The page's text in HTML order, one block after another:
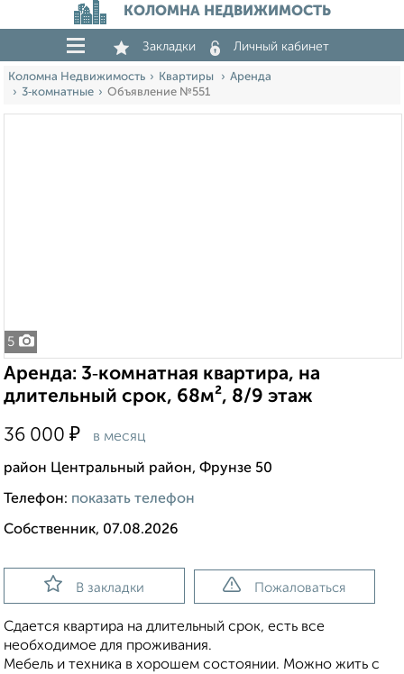
КОЛОМНА НЕДВИЖИМОСТЬ
Закладки Личный кабинет
Коломна Недвижимость Квартиры
Аренда
3‑комнатные
Объявление №551
5
Аренда: 3‑комнатная квартира, на
длительный срок, 68м², 8/9 этаж
36 000 ₽ в месяц
район Центральный район, Фрунзе 50
Телефон: показать телефон
Собственник, 07.08.2026
В закладки Пожаловаться
Сдается квартира на длительный срок, есть все
необходимое для проживания.
Мебель и техника в хорошем состоянии. Можно жить с